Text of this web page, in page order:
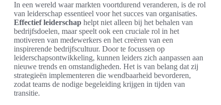
In een wereld waar markten voortdurend veranderen, is de rol
van leiderschap essentieel voor het succes van organisaties.
Effectief leiderschap helpt niet alleen bij het behalen van
bedrijfsdoelen, maar speelt ook een cruciale rol in het
motiveren van medewerkers en het creëren van een
inspirerende bedrijfscultuur. Door te focussen op
leiderschapsontwikkeling, kunnen leiders zich aanpassen aan
nieuwe trends en omstandigheden. Het is van belang dat zij
strategieën implementeren die wendbaarheid bevorderen,
zodat teams de nodige begeleiding krijgen in tijden van
transitie.